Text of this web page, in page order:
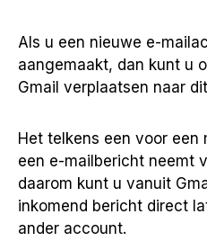
Als u een nieuwe e-
aangemaakt, dan kunt u
Gmail verplaatsen naar
Het telkens een voor
een e-mailbericht neemt
daarom kunt u vanuit
inkomend bericht direct
ander account.